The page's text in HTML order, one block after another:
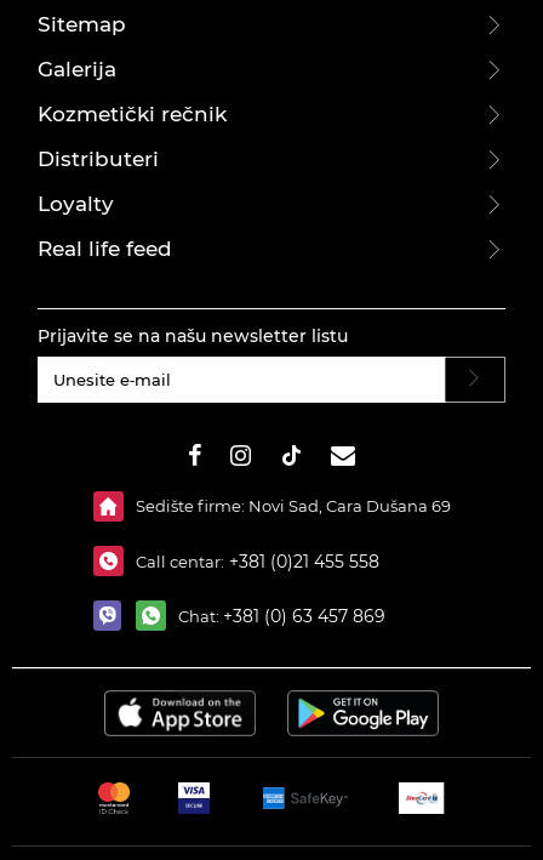
Sitemap
Galerija
Kozmetički rečnik
Distributeri
Loyalty
Real life feed
Prijavite se na našu newsletter listu
Sedište firme: Novi Sad, Cara Dušana 69
Call centar: +381 (0)21 455 558
Chat: +381 (0) 63 457 869